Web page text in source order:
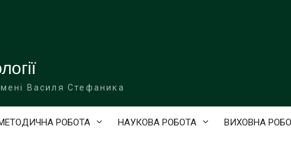
Василя Стефаника
РОБОТА НАУКОВА РОБОТА ВИХОВНА